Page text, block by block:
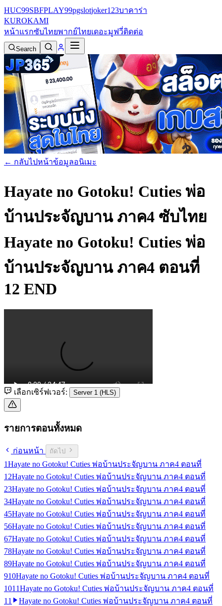
HUC99SBFPLAY99pgslotjoker123บาคาร่า
KUROKAMI
หน้าแรกซับไทยพากย์ไทยเดอะมูฟวี่ติดต่อ
Search
← กลับไปหน้าข้อมูลอนิเมะ
Hayate no Gotoku! Cuties พ่อ
บ้านประจัญบาน ภาค4 ซับไทย
Hayate no Gotoku! Cuties พ่อ
บ้านประจัญบาน ภาค4 ตอนที่
12 END
เลือกเซิร์ฟเวอร์: Server 1 (HLS)
รายการตอนทั้งหมด
ก่อนหน้า ถัดไป
1Hayate no Gotoku! Cuties พ่อบ้านประจัญบาน ภาค4 ตอนที่
1 2Hayate no Gotoku! Cuties พ่อบ้านประจัญบาน ภาค4 ตอนที่
23Hayate no Gotoku! Cuties พ่อบ้านประจัญบาน ภาค4 ตอนที่
34Hayate no Gotoku! Cuties พ่อบ้านประจัญบาน ภาค4 ตอนที่
45Hayate no Gotoku! Cuties พ่อบ้านประจัญบาน ภาค4 ตอนที่
56Hayate no Gotoku! Cuties พ่อบ้านประจัญบาน ภาค4 ตอนที่
67Hayate no Gotoku! Cuties พ่อบ้านประจัญบาน ภาค4 ตอนที่
78Hayate no Gotoku! Cuties พ่อบ้านประจัญบาน ภาค4 ตอนที่
89Hayate no Gotoku! Cuties พ่อบ้านประจัญบาน ภาค4 ตอนที่
910Hayate no Gotoku! Cuties พ่อบ้านประจัญบาน ภาค4 ตอนที่
1011Hayate no Gotoku! Cuties พ่อบ้านประจัญบาน ภาค4 ตอนที่
11
Hayate no Gotoku! Cuties พ่อบ้านประจัญบาน ภาค4 ตอนที่